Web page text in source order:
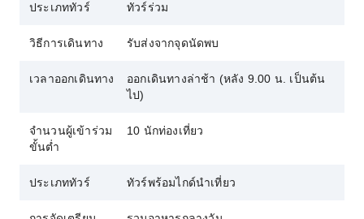
ประเภททัวร์ ทัวร์ร่วม
วิธีการเดินทาง รับส่งจากจุดนัดพบ
เวลาออกเดินทาง
ออกเดินทางล่าช้า (หลัง 9.00 น. เป็นต้น
ไป)
จำนวนผู้เข้าร่วม
ขั้นต่ำ
10 นักท่องเที่ยว
ประเภททัวร์ ทัวร์พร้อมไกด์นำเที่ยว